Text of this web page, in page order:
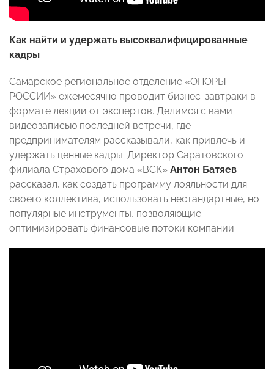
Как найти и удержать высоквалифицированные
кадры
Самарское региональное отделение «ОПОРЫ
РОССИИ» ежемесячно проводит бизнес-завтраки в
формате лекции от экспертов. Делимся с вами
видеозаписью последней встречи, где
предпринимателям рассказывали, как привлечь и
удержать ценные кадры. Директор Саратовского
филиала Страхового дома «ВСК» Антон Батяев
рассказал, как создать программу лояльности для
своего коллектива, использовать нестандартные, но
популярные инструменты, позволяющие
оптимизировать финансовые потоки компании.